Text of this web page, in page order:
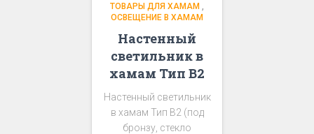
ТОВАРЫ ДЛЯ ХАМАМ
ОСВЕЩЕНИЕ В ХАМАМ
Настенный
светильник в
хамам Тип В2
Настенный светильник
в хамам Тип В2 (под
бронзу, стекло